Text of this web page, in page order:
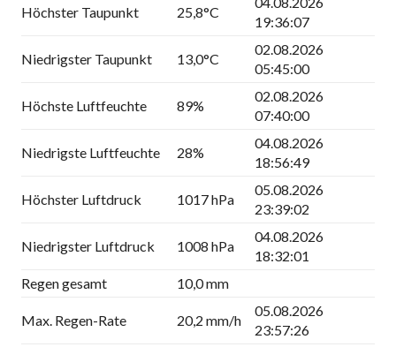
Höchster Taupunkt 25,8°C
19:36:07
Niedrigster Taupunkt 13,0°C
02.08.2026
05:45:00
Höchste Luftfeuchte 89%
02.08.2026
07:40:00
Niedrigste Luftfeuchte 28%
04.08.2026
18:56:49
Höchster Luftdruck 1017 hPa
05.08.2026
23:39:02
Niedrigster Luftdruck 1008 hPa
04.08.2026
18:32:01
Regen gesamt
10,0 mm
Max. Regen-Rate 20,2 mm/h
05.08.2026
23:57:26